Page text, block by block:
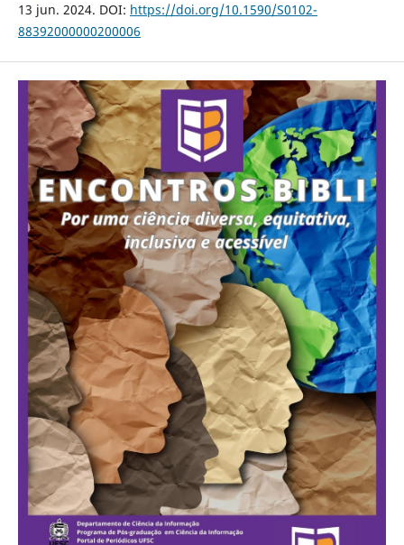
13 jun. 2024. DOI: https://doi.org/10.1590/S0102-
88392000000200006